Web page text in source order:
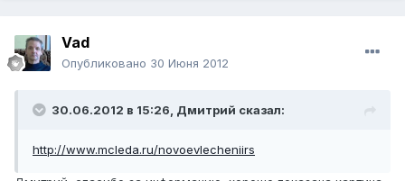
Vad
Опубликовано 30 Июня 2012
30.06.2012 в 15:26, Дмитрий сказал:
http://www.mcleda.ru/novoevlecheniirs